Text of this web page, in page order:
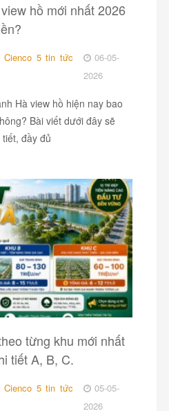
hồ mới nhất 2026
Cienco 5 tin tức
06-05-
2026
Hà view hồ hiện nay bao
Bài viết dưới đây sẽ
đầy đủ
từng khu mới nhất
tiết A, B, C.
Cienco 5 tin tức
05-05-
2026